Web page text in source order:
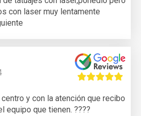
con laser muy lentamente
y con la atención que recibo
equipo que tienen. ????